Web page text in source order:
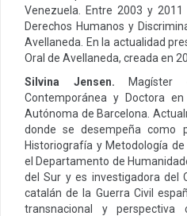
Venezuela. Entre 2003 y
Derechos Humanos y
Avellaneda. En la actualidad
Oral de Avellaneda, creada en
Silvina Jensen. Magíster
Contemporánea y Doctora
Autónoma de Barcelona.
donde se desempeña como
Historiografía y Metodología
el Departamento de
del Sur y es investigadora del
catalán de la Guerra Civil
transnacional y perspectiva